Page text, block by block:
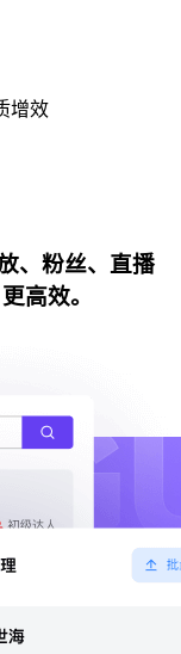
增效
、粉丝、直播
高效。